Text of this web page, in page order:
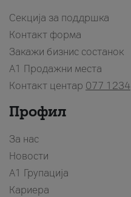
Секција за поддршка
Контакт форма
Закажи бизнис состанок
A1 Продажни места
Контакт центар 077 1234
Профил
За нас
Новости
А1 Групација
Кариера